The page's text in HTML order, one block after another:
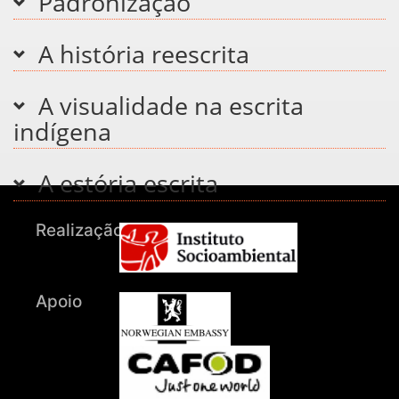
A história reescrita
A visualidade na escrita
indígena
A estória escrita